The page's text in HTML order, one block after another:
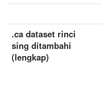
.ca dataset rinci
sing ditambahi
(lengkap)